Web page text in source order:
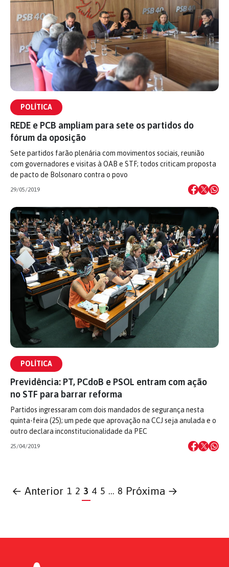
POLÍTICA
REDE e PCB ampliam para sete os partidos do
fórum da oposição
Sete partidos farão plenária com movimentos sociais, reunião
com governadores e visitas à OAB e STF; todos criticam proposta
de pacto de Bolsonaro contra o povo
29/05/2019
POLÍTICA
Previdência: PT, PCdoB e PSOL entram com ação
no STF para barrar reforma
Partidos ingressaram com dois mandados de segurança nesta
quinta-feira (25); um pede que aprovação na CCJ seja anulada e o
outro declara inconstitucionalidade da PEC
25/04/2019
← Anterior 1 2 3 4 5 … 8 Próxima →